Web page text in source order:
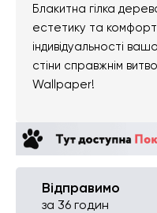
Блакитна гілка
естетику та
індивідуальності
стіни справжнім
Wallpaper!
Відправимо
за 36 годин